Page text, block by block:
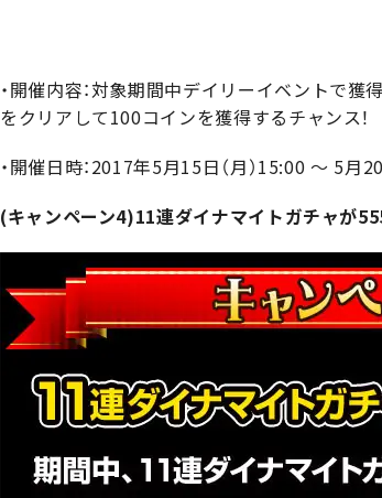
・開催内容：対象期間中デイリーイベントで
をクリアして100コインを獲得するチャンス！
・開催日時：2017年5月15日（月）15:00 ～ 5月
(キャンペーン4)11連ダイナマイトガチャが